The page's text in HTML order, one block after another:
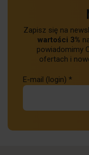
Zapisz się na
wartości 3%
powiadomimy
ofertach i
E-mail (login) *